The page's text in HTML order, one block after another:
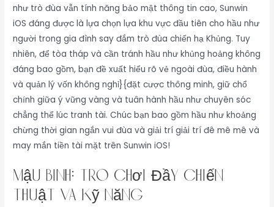
như trò đùa vẫn tính năng bảo mật thông tin cao, Sunwin
iOS đáng được là lựa chọn lựa khu vực đầu tiên cho hầu như
người trong gia đình say đắm trò đùa chiến hạ Khủng. Tuy
nhiên, để tòa tháp và cần tránh hầu như khủng hoảng không
đáng bao gồm, bạn đề xuất hiểu rõ vẻ ngoài đùa, điều hành
và quản lý vốn không nghỉ}{đặt cược thông minh, giữ chổ
chính giữa ý vững vàng và tuân hành hầu như chuyên sóc
chẳng thể lúc tranh tài. Chúc bạn bao gồm hầu như khoảng
chừng thời gian ngắn vui đùa và giải trí giải trí đê mê mê và
may mắn tiền tài mặt trên Sunwin iOS!
Mậu Binh: Trò Chơi Đầy Chiến
Thuật và Kỹ Năng